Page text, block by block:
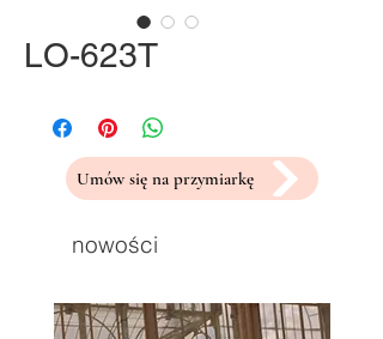
LO-623T
Umów się na przymiarkę
nowości